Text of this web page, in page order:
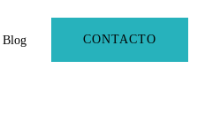
Blog CONTACTO